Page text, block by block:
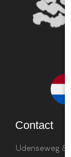
Contact
Udenseweg